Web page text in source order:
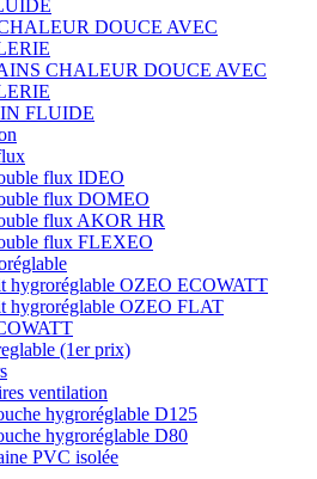
DOUCE AVEC
CHALEUR DOUCE AVEC
FLUIDE
flux IDEO
flux DOMEO
flux AKOR HR
flux FLEXEO
hygroréglable OZEO ECOWATT
hygroréglable OZEO FLAT
(1er prix)
ventilation
hygroréglable D125
hygroréglable D80
PVC isolée